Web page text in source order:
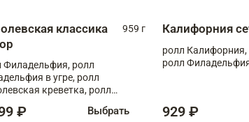
классика
959 г
Филадельфия, ролл
в угре, ролл
креветка, ролл
₽ Выбрать
Калифорния
ролл Калифорния,
ролл
929 ₽